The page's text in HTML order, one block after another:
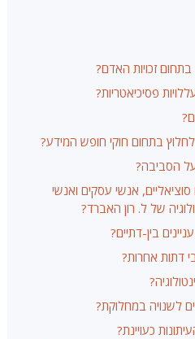
בתחום זכויות האדם?
פסיכיאטריות?
לחלוץ בתחום חוקי חופש המידע?
על הסביבה?
אנשי עסקים ואנשי
של ל. רון האברד?
בין-דתיים?
דתות אחרות?
לשנויה במחלוקת?
כעויינת?